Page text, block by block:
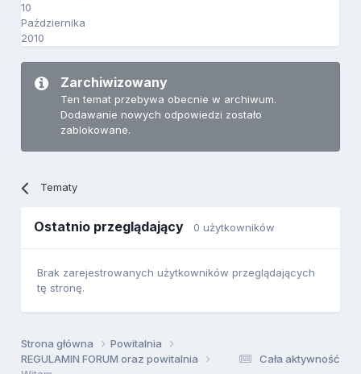
10
Października
2010
Zarchiwizowany
Ten temat przebywa obecnie w archiwum.
Dodawanie nowych odpowiedzi zostało
zablokowane.
Tematy
Ostatnio przeglądający 0 użytkowników
Brak zarejestrowanych użytkowników przeglądających
tę stronę.
Cała aktywność
Strona główna
Powitalnia
REGULAMIN FORUM oraz powitalnia